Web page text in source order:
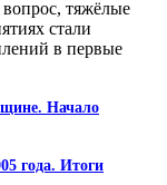
тяжёлые
стали
в пер­вые
Начало
года. Итоги